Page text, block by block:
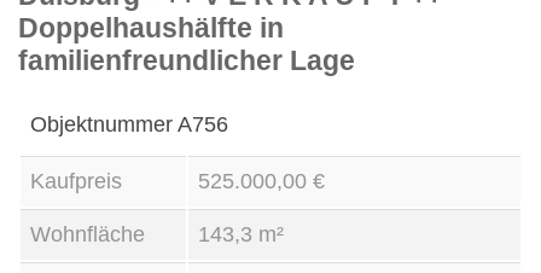
Doppelhaushälfte in
familienfreundlicher Lage
Objektnummer A756
Kaufpreis 525.000,00 €
Wohnfläche 143,3 m²